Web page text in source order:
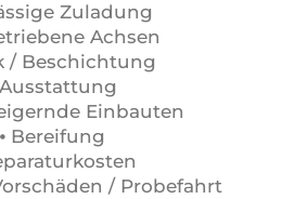
Zuladung
Achsen
/ Beschichtung
Ausstattung
Einbauten
⦁ Bereifung
/ Probefahrt